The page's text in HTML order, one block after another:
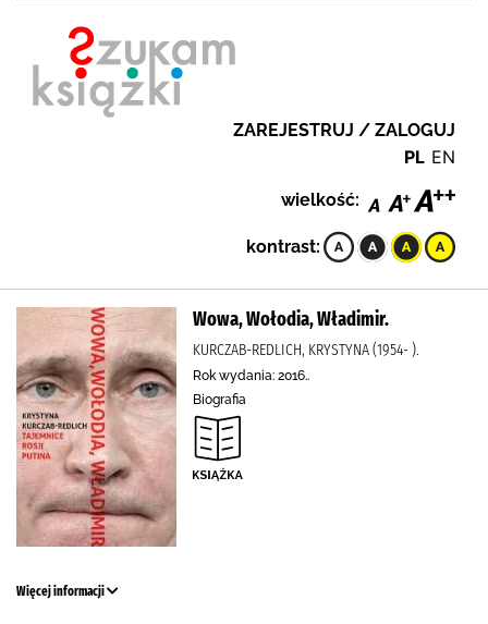
ZAREJESTRUJ / ZALOGUJ
PL EN
wielkość:
kontrast:
Wowa, Wołodia, Władimir.
KURCZAB-REDLICH, KRYSTYNA (1954- ).
Rok wydania: 2016..
Biografia
Więcej informacji